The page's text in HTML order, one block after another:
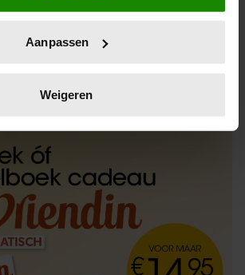
een paar meter nauwkeurig kan zijn
eigenschappen (fingerprinting)
voorkeuren in het
om content en advertenties te
functies voor social media te bieden
te analyseren. Ook delen we
gebruik van onze site met onze
media, adverteren en analyse. Deze
gegevens combineren met andere
Aanpassen
Weigeren